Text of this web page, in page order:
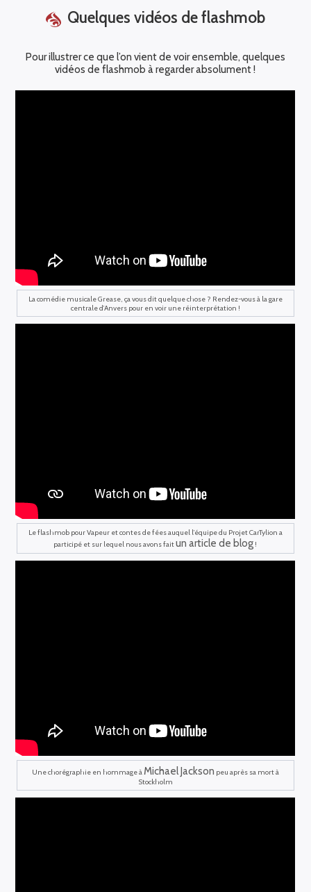
Quelques vidéos de flashmob
Pour illustrer ce que l’on vient de voir ensemble, quelques
vidéos de flashmob à regarder absolument !
La comédie musicale Grease, ça vous dit quelque chose ? Rendez-vous à la gare
centrale d’Anvers pour en voir une réinterprétation !
Le flashmob pour Vapeur et contes de fées auquel l’équipe du Projet CarTylion a
participé et sur lequel nous avons faitun article de blog !
Une chorégraphie en hommage à Michael Jackson peu après sa mort à
Stockholm